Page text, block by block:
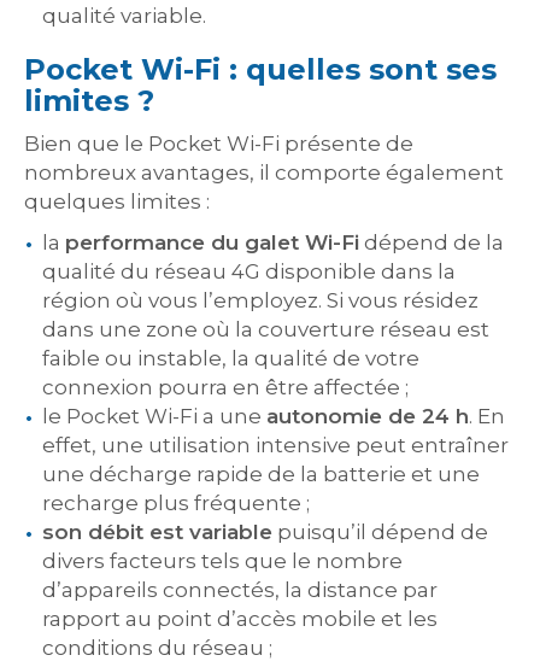
qualité variable.
Pocket Wi-Fi : quelles sont ses
limites ?
Bien que le Pocket Wi-Fi présente de
nombreux avantages, il comporte également
quelques limites :
la performance du galet Wi-Fi dépend de la
qualité du réseau 4G disponible dans la
région où vous l’employez. Si vous résidez
dans une zone où la couverture réseau est
faible ou instable, la qualité de votre
connexion pourra en être affectée ;
le Pocket Wi-Fi a une autonomie de 24 h. En
effet, une utilisation intensive peut entraîner
une décharge rapide de la batterie et une
recharge plus fréquente ;
son débit est variable puisqu’il dépend de
divers facteurs tels que le nombre
d’appareils connectés, la distance par
rapport au point d’accès mobile et les
conditions du réseau ;